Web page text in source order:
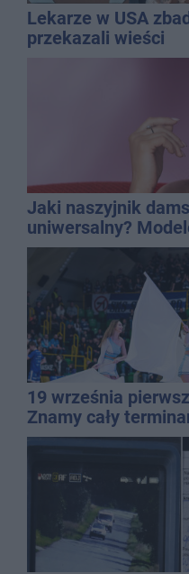
Lekarze w USA
przekazali wieści
Jaki naszyjnik
uniwersalny?
wielu stylizacji
19 września
Znamy cały